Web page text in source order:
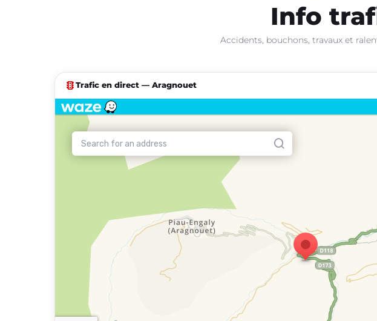
Info
Accidents, bouchons, travaux et
traffic Trafic en direct — Aragnouet